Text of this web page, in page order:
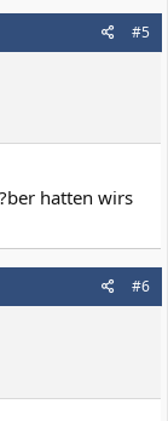
#5
hatten wirs
#6